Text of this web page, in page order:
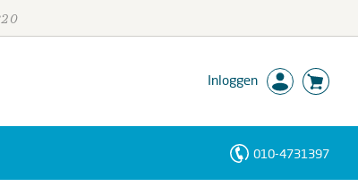
Inloggen
010-4731397